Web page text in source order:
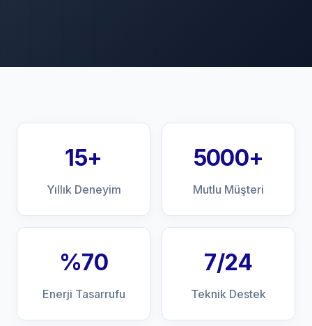
15+
Yıllık Deneyim
5000+
Mutlu Müşteri
%70
Enerji Tasarrufu
7/24
Teknik Destek